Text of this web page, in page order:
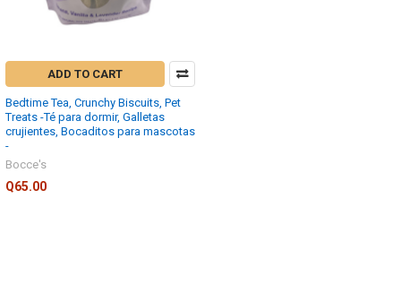
ADD TO CART
Bedtime Tea, Crunchy Biscuits, Pet
Treats -Té para dormir, Galletas
crujientes, Bocaditos para mascotas
-
Bocce's
Q65.00